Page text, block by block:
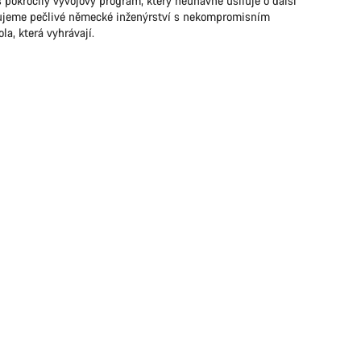
pečlivé německé inženýrství s nekompromisním
která vyhrávají.